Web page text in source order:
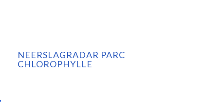
NEERSLAGRADAR PARC
CHLOROPHYLLE